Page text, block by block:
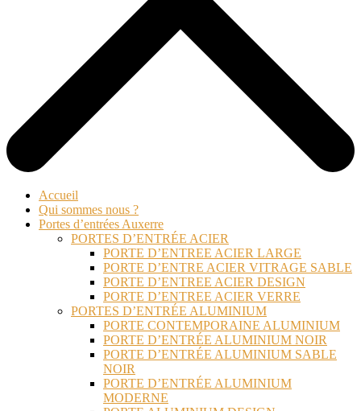
Accueil
Qui sommes nous ?
Portes d’entrées Auxerre
PORTES D’ENTRÉE ACIER
PORTE D’ENTREE ACIER LARGE
PORTE D’ENTRE ACIER VITRAGE SABLE
PORTE D’ENTREE ACIER DESIGN
PORTE D’ENTREE ACIER VERRE
PORTES D’ENTRÉE ALUMINIUM
PORTE CONTEMPORAINE ALUMINIUM
PORTE D’ENTRÉE ALUMINIUM NOIR
PORTE D’ENTRÉE ALUMINIUM SABLE
NOIR
PORTE D’ENTRÉE ALUMINIUM
MODERNE